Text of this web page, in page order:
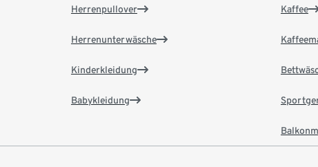
Herrenpullover
Herrenunterwäsche
Kinderkleidung
Babykleidung
Kaffee